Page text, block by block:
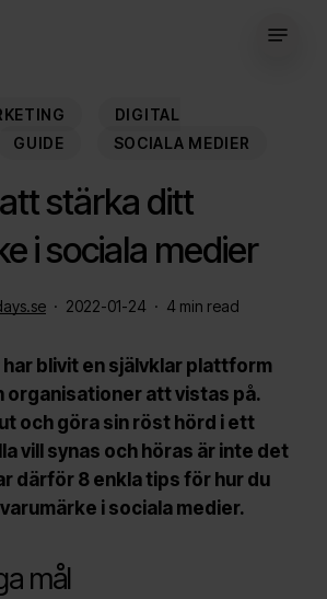
DIGITAL
GUIDE SOCIALA MEDIER
stärka ditt
i sociala medier
2022-01-24 4 min read
blivit en självklar plattform
att vistas på.
och göra sin röst hörd i ett
vill synas och höras är inte det
därför 8 enkla tips för hur du
i sociala medier.
mål